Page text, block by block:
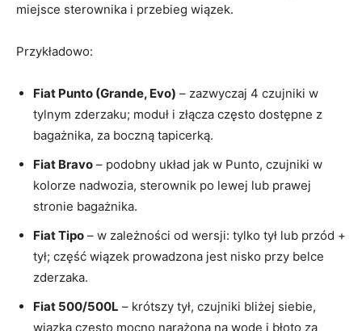
miejsce sterownika i przebieg wiązek.
Przykładowo:
Fiat Punto (Grande, Evo) – zazwyczaj 4 czujniki w
tylnym zderzaku; moduł i złącza często dostępne z
bagażnika, za boczną tapicerką.
Fiat Bravo – podobny układ jak w Punto, czujniki w
kolorze nadwozia, sterownik po lewej lub prawej
stronie bagażnika.
Fiat Tipo – w zależności od wersji: tylko tył lub przód +
tył; część wiązek prowadzona jest nisko przy belce
zderzaka.
Fiat 500/500L – krótszy tył, czujniki bliżej siebie,
wiązka często mocno narażona na wodę i błoto za